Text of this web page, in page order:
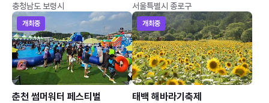
충청남도 보령시
서울특별시 종로구
개최중
춘천 썸머워터 페스티벌
개최중
태백 해바라기축제